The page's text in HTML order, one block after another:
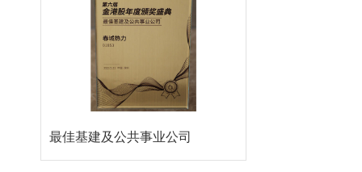
最佳基建及公共事业公司